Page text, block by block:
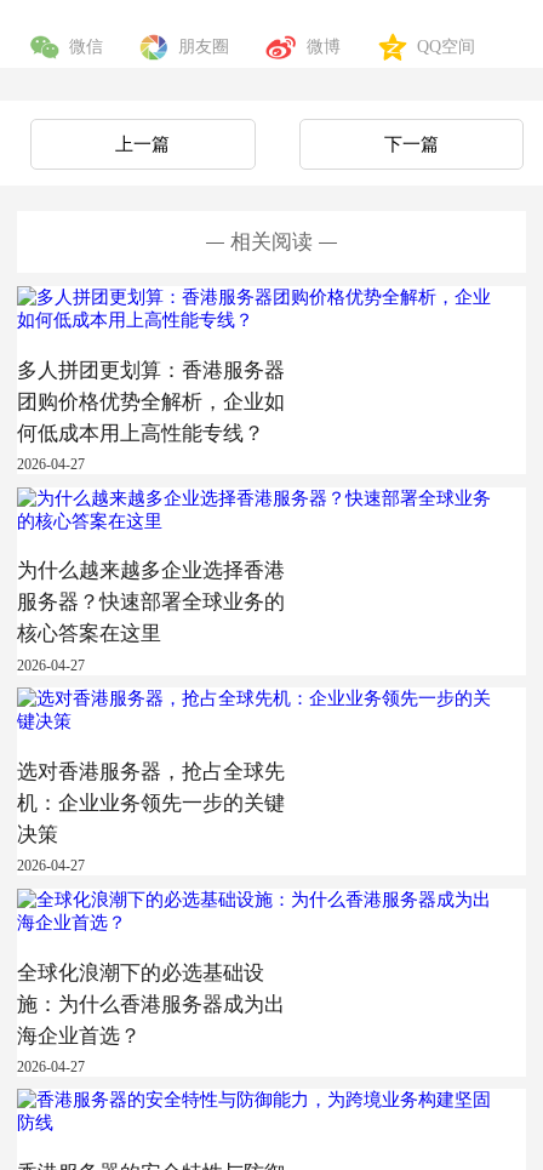
微信 朋友圈 微博 QQ空间
下一篇
上一篇
相关阅读
多人拼团更划算：香港服务器
团购价格优势全解析，企业如
何低成本用上高性能专线？
2026-04-27
为什么越来越多企业选择香港
服务器？快速部署全球业务的
核心答案在这里
2026-04-27
选对香港服务器，抢占全球先
机：企业业务领先一步的关键
决策
2026-04-27
全球化浪潮下的必选基础设
施：为什么香港服务器成为出
海企业首选？
2026-04-27